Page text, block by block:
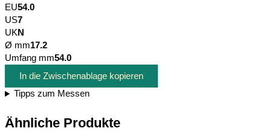
EU54.0
US7
UKN
Ø mm17.2
Umfang mm54.0
In die Zwischenablage kopieren
Tipps zum Messen
Ähnliche Produkte